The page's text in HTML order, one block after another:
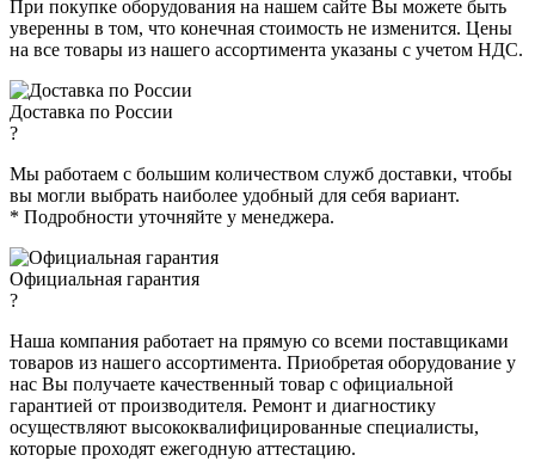
При покупке оборудования на нашем сайте Вы можете быть
уверенны в том, что конечная стоимость не изменится. Цены
на все товары из нашего ассортимента указаны с учетом НДС.
Доставка по России
?
Мы работаем с большим количеством служб доставки, чтобы
вы могли выбрать наиболее удобный для себя вариант.
* Подробности уточняйте у менеджера.
Официальная гарантия
?
Наша компания работает на прямую со всеми поставщиками
товаров из нашего ассортимента. Приобретая оборудование у
нас Вы получаете качественный товар с официальной
гарантией от производителя. Ремонт и диагностику
осуществляют высококвалифицированные специалисты,
которые проходят ежегодную аттестацию.